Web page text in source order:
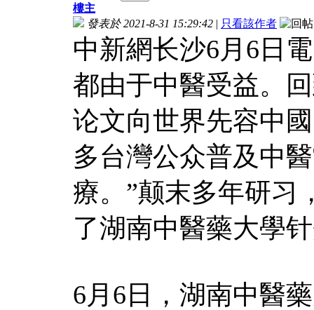
樓主
發表於 2021-8-31 15:29:42 | 只看該作者
中新網长沙6月6日
都由于中醫受益。
论文向世界先容中
多台灣公众普及中
療。”颠末多年研习
了湖南中醫藥大學
6月6日，湖南中醫